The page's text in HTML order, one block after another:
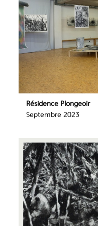
Résidence Plongeoir
Septembre 2023